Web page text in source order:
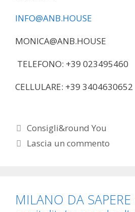
INFO@ANB.HOUSE
MONICA@ANB.HOUSE
TELEFONO: +39 023495460
CELLULARE: +39 3404630652
Categorie
Consigli&round You
Lascia un commento
MILANO DA